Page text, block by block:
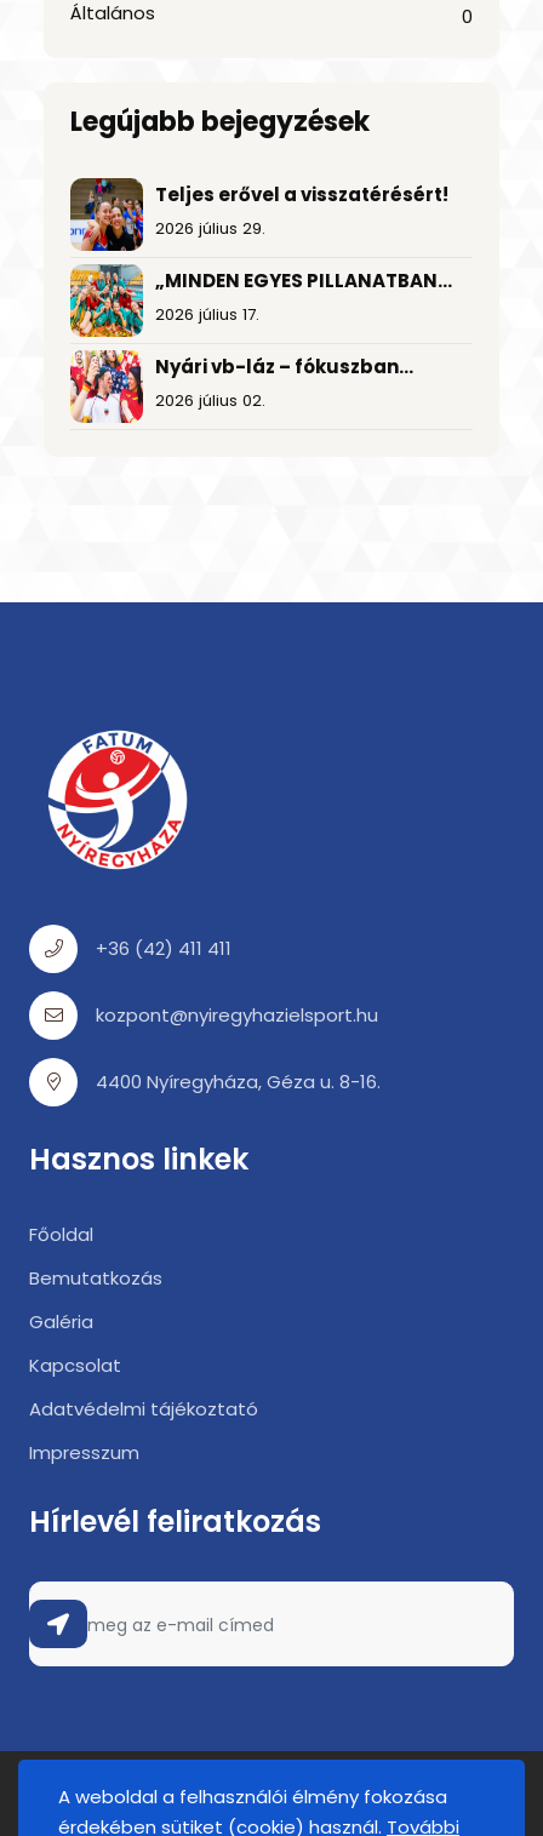
Általános
0
Legújabb bejegyzések
Teljes erővel a visszatérésért!
2026 július 29.
„MINDEN EGYES PILLANATBAN
TÁMOGATTUK EGYMÁST”
2026 július 17.
Nyári vb-láz – fókuszban
a foci és a nagy nyeremények
2026 július 02.
+36 (42) 411 411
kozpont@nyiregyhazielsport.hu
4400 Nyíregyháza, Géza u. 8-16.
Hasznos linkek
Főoldal
Bemutatkozás
Galéria
Kapcsolat
Adatvédelmi tájékoztató
Impresszum
Hírlevél feliratkozás
2025. © FATUM Nyíregyháza. Minden jog fenntartva.
A weboldal a felhasználói élmény fokozása
érdekében sütiket (cookie) használ. További